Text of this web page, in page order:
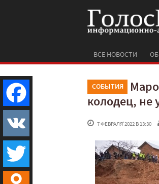
ВСЕ НОВОСТИ
СОБЫТИЯ
колодец, не
7 ФЕВРАЛЯ'2022 В 13:30
Facebook
VK
Twitter